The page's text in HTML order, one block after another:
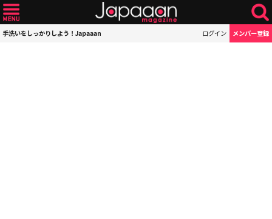
手洗いをしっかりしよう！Japaaan ログイン メンバー登録